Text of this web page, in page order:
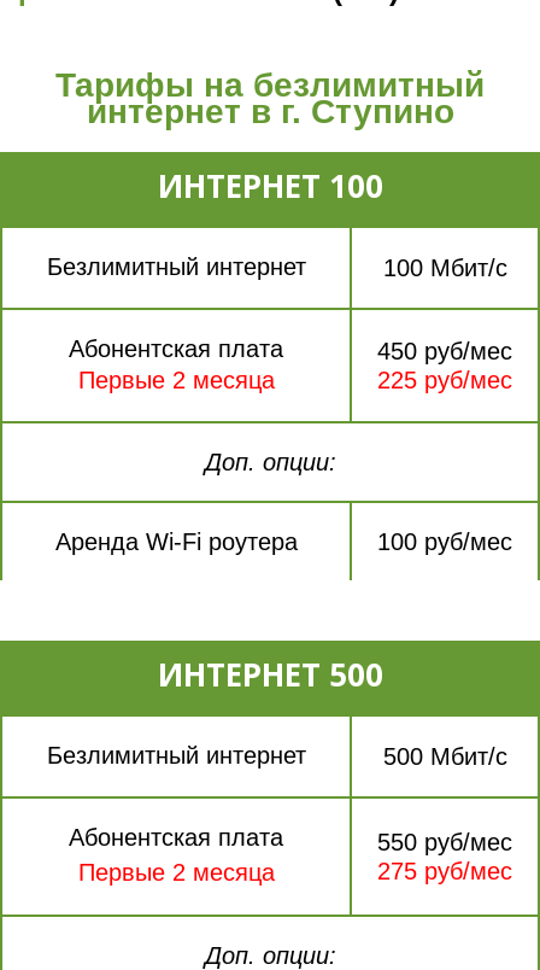
Тарифы на безлимитный
интернет в г. Ступино
ИНТЕРНЕТ 100
Безлимитный интернет 100 Мбит/с
Абонентская плата
Первые 2 месяца
450 руб/мес
225 руб/мес
Доп. опции:
Аренда Wi-Fi роутера 100 руб/мес
ИНТЕРНЕТ 500
Безлимитный интернет 500 Мбит/с
Абонентская плата
Первые 2 месяца
550 руб/мес
275 руб/мес
Доп. опции: